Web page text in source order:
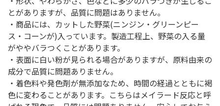
とがありますが、品質に問題はありません。
・商品には、カットした野菜(ニンジン・グリーンピー
ス・コーンが)入っています。製造工程上、野菜の入る量
がややバラつくことがあります。
・表面に白い粉が見られる場合がありますが、原料由来の
成分で品質に問題ありません。
・着色料や発色剤が無添加なため、時間の経過とともに褐
色に変わることがあります。こちらはメイラード反応と呼